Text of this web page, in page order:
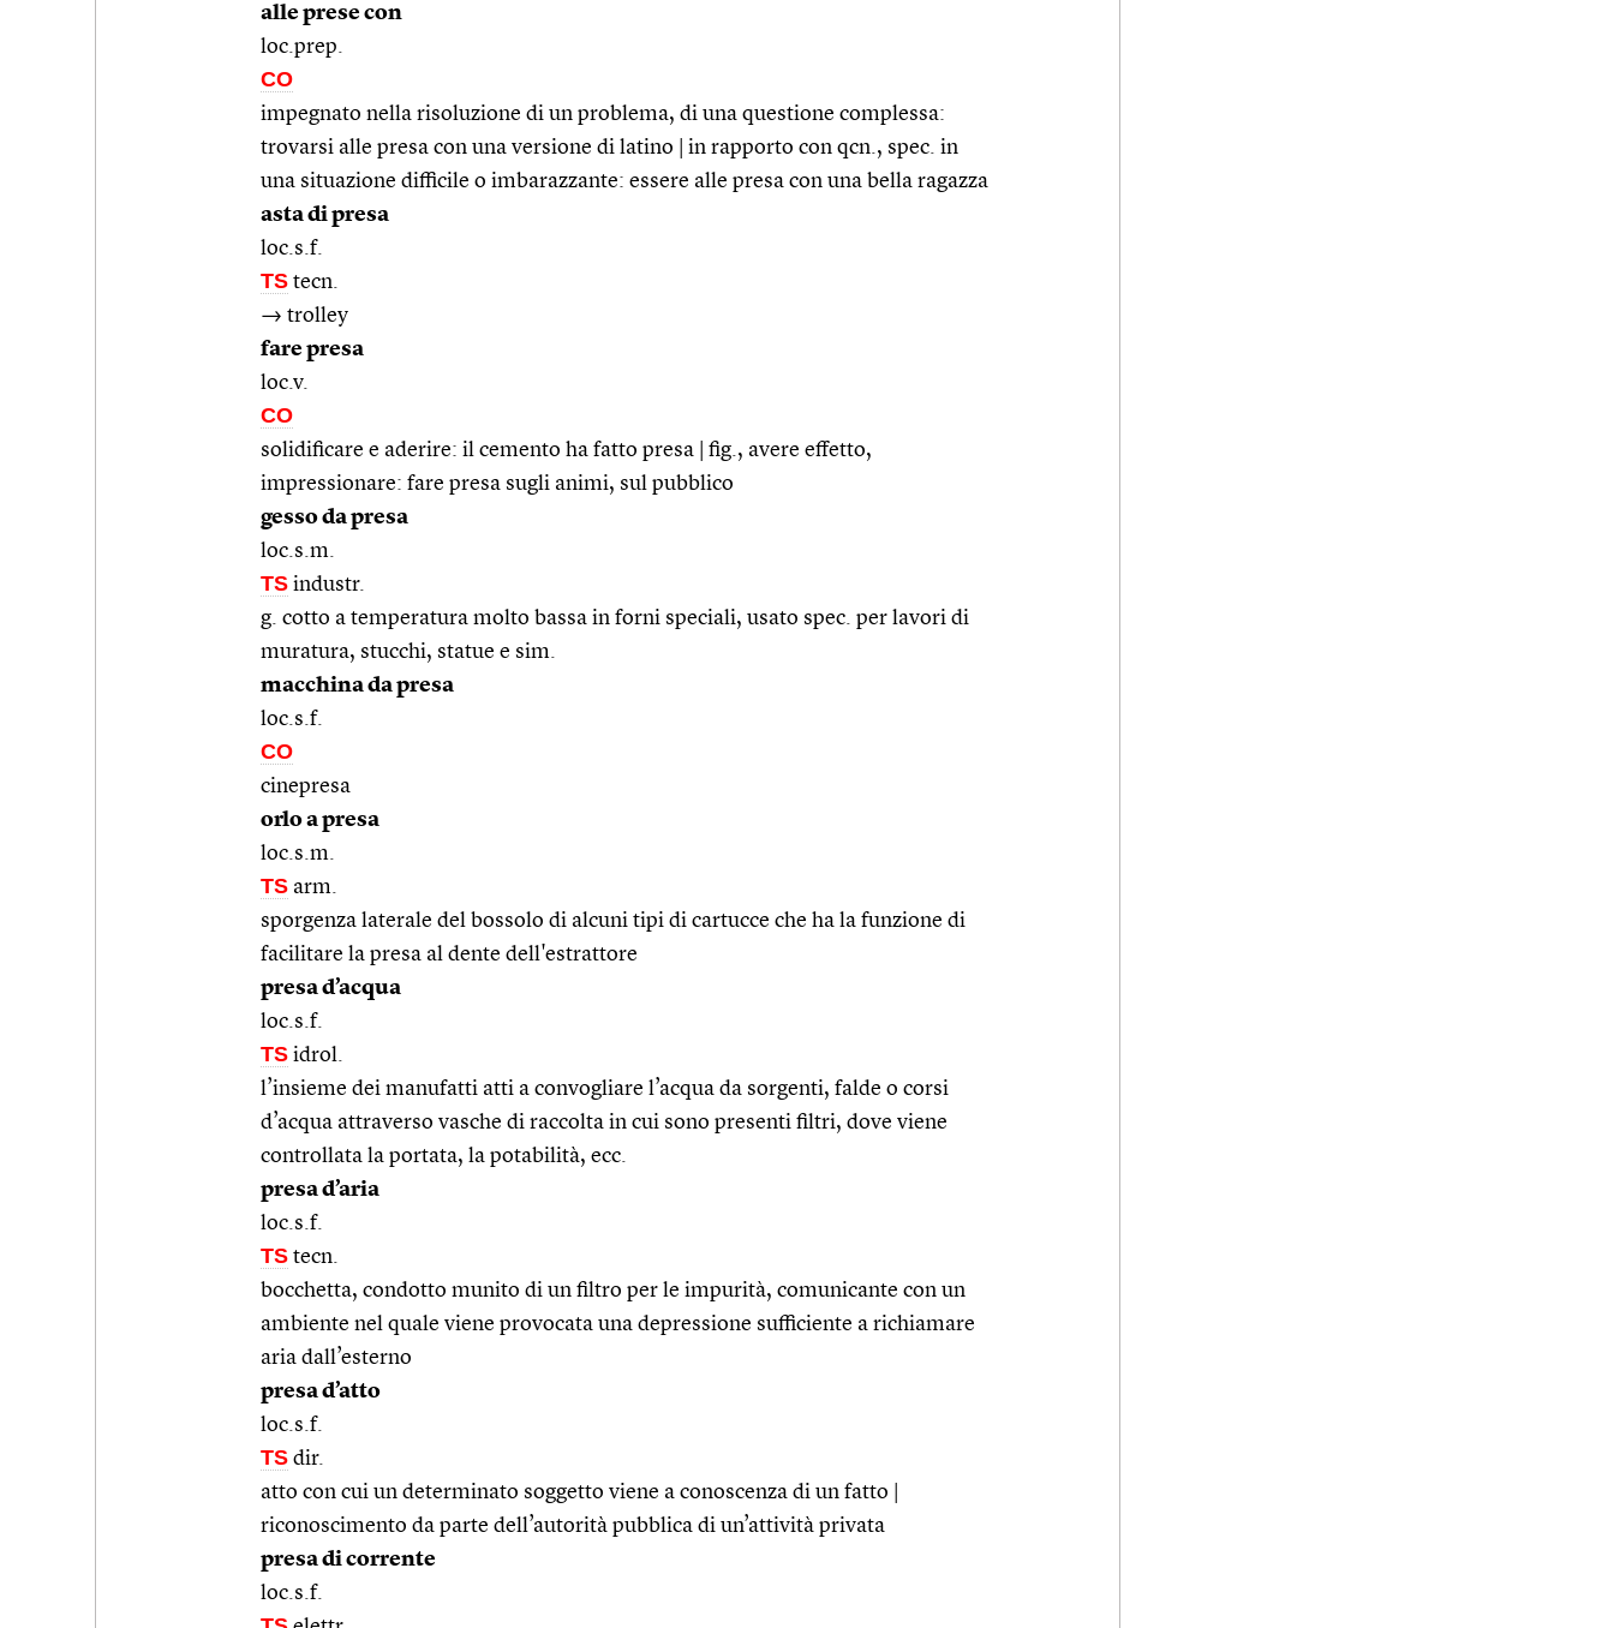
alle prese con
loc.prep.
CO
impegnato nella risoluzione di un problema, di una questione complessa:
trovarsi alle presa con una versione di latino | in rapporto con qcn., spec. in
una situazione difficile o imbarazzante: essere alle presa con una bella ragazza
asta di presa
loc.s.f.
TS tecn.
→ trolley
fare presa
loc.v.
CO
solidificare e aderire: il cemento ha fatto presa | fig., avere effetto,
impressionare: fare presa sugli animi, sul pubblico
gesso da presa
loc.s.m.
TS industr.
g. cotto a temperatura molto bassa in forni speciali, usato spec. per lavori di
muratura, stucchi, statue e sim.
macchina da presa
loc.s.f.
CO
cinepresa
orlo a presa
loc.s.m.
TS arm.
sporgenza laterale del bossolo di alcuni tipi di cartucce che ha la funzione di
facilitare la presa al dente dell'estrattore
presa d’acqua
loc.s.f.
TS idrol.
l’insieme dei manufatti atti a convogliare l’acqua da sorgenti, falde o corsi
d’acqua attraverso vasche di raccolta in cui sono presenti filtri, dove viene
controllata la portata, la potabilità, ecc.
presa d’aria
loc.s.f.
TS tecn.
bocchetta, condotto munito di un filtro per le impurità, comunicante con un
ambiente nel quale viene provocata una depressione sufficiente a richiamare
aria dall’esterno
presa d’atto
loc.s.f.
TS dir.
atto con cui un determinato soggetto viene a conoscenza di un fatto |
riconoscimento da parte dell’autorità pubblica di un’attività privata
presa di corrente
loc.s.f.